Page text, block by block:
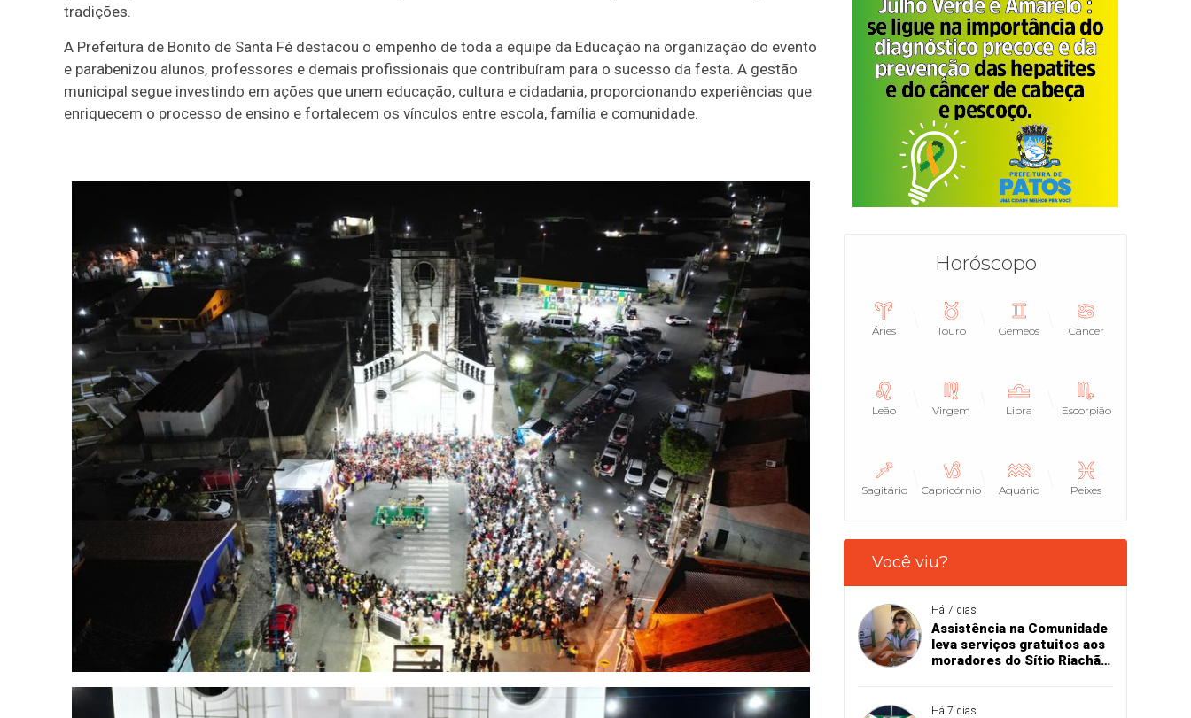
tradições.
A Prefeitura de Bonito de Santa Fé destacou o empenho de toda a equipe da Educação na organização do evento
e parabenizou alunos, professores e demais profissionais que contribuíram para o sucesso da festa. A gestão
municipal segue investindo em ações que unem educação, cultura e cidadania, proporcionando experiências que
enriquecem o processo de ensino e fortalecem os vínculos entre escola, família e comunidade.
Horóscopo
Áries Touro Gêmeos Câncer
Leão Virgem Libra Escorpião
Sagitário Capricórnio Aquário Peixes
Você viu?
Há 7 dias
Assistência na Comunidade
leva serviços gratuitos aos
moradores do Sítio Riachão
Há 7 dias